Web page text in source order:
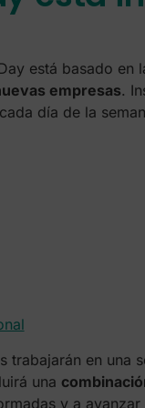
está basado en
empresas.
día de la
trabajarán en
una
y a